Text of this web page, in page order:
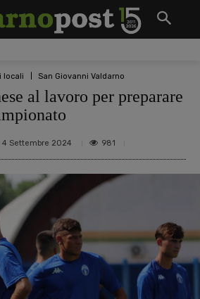
locali San Giovanni Valdarno
al lavoro per preparare
4 Settembre 2024 981